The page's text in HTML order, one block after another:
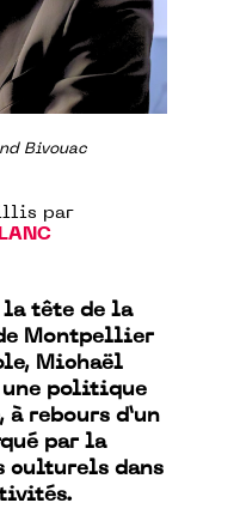
Bivouac
par
la tête de la
Montpellier
Michaël
une politique
rebours d’un
par la
culturels dans